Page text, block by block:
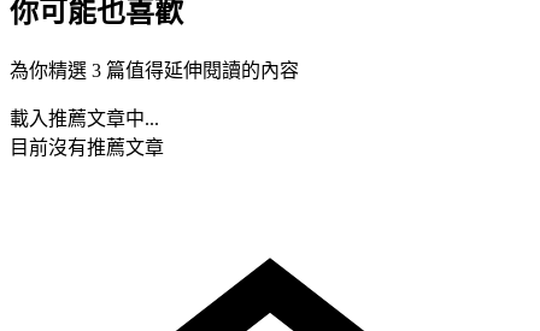
你可能也喜歡
為你精選 3 篇值得延伸閱讀的內容
載入推薦文章中...
目前沒有推薦文章